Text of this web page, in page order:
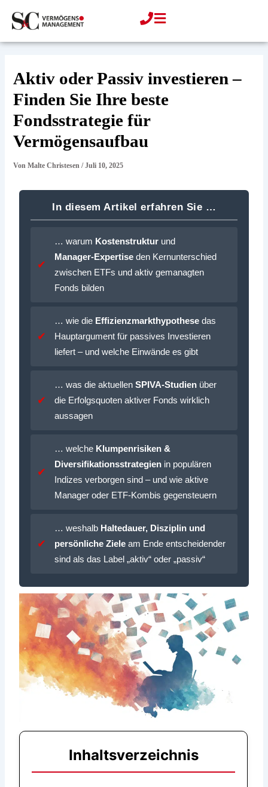
Inhalt
Aktiv oder Passiv investieren –
Finden Sie Ihre beste
Fondsstrategie für
Vermögensaufbau
VonMalte Christesen/Juli 10, 2025
In diesem Artikel erfahren Sie …
… warum Kosten­strukturund
Manager‑Expertiseden Kernunterschied
zwischen ETFs und aktiv gemanagten
Fonds bilden
… wie die Effizienz­markt­hypothesedas
Haupt­argument für passives Investieren
liefert – und welche Einwände es gibt
… was die aktuellen SPIVA‑Studienüber
die Erfolgs­quoten aktiver Fonds wirklich
aussagen
… welche Klumpen­risiken &
Diversifikations­strategienin populären
Indizes verborgen sind – und wie aktive
Manager oder ETF‑Kombis gegensteuern
… weshalb Haltedauer, Disziplin und
persönliche Zieleam Ende entscheidender
sind als das Label „aktiv“ oder „passiv“
Inhaltsverzeichnis